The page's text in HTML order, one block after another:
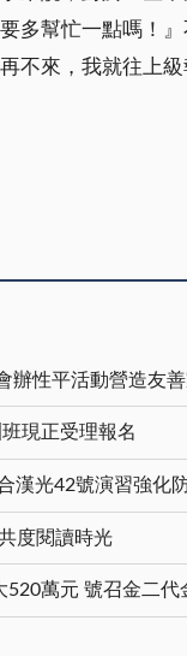
多幫忙一點嗎！
不來，我就往上
辦性平活動營造友
現正受理報名
漢光42號演習強化
度閱讀時光
520萬元 號召金二代